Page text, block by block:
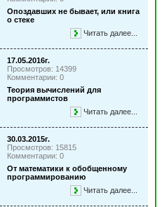
Опоздавших не бывает, или книга
о стеке
Читать далее...
17.05.2016г.
Просмотров: 14399
Комментарии: 0
Теория вычислений для
программистов
Читать далее...
30.03.2015г.
Просмотров: 15815
Комментарии: 0
От математики к обобщенному
программированию
Читать далее...